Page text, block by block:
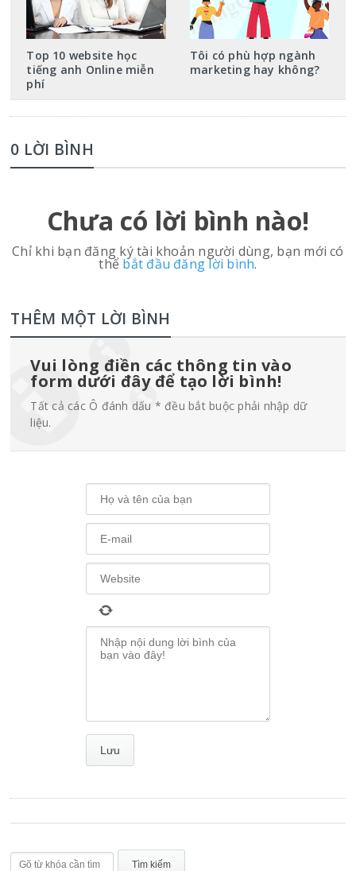
Top 10 website học
tiếng anh Online miễn
phí
Tôi có phù hợp ngành
marketing hay không?
0 LỜI BÌNH
Chưa có lời bình nào!
Chỉ khi bạn đăng ký tài khoản người dùng, bạn mới có
thể bắt đầu đăng lời bình.
THÊM MỘT LỜI BÌNH
Vui lòng điền các thông tin vào
form dưới đây để tạo lời bình!
Tất cả các Ô đánh dấu * đều bắt buộc phải nhập dữ
liệu.